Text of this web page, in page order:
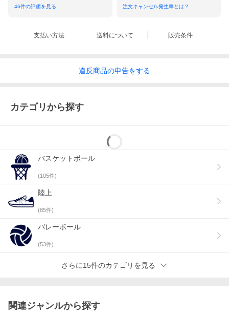
いう言葉をつけて強調しています。
心を落とした低い姿勢」。つまり身体のバランスを安定させる
ことです。不安定な姿勢で行うプレイは、ミスの原因になりま
しかし、様々な動きを伴うバスケでバランスを保ち続けること
は簡単なことではありません。張監督は、そのために「足（ス
伝える指導の一部をご覧ください。
1098-1 パッシングオフェンス＋ブレイク
す。 パスやドリブルの一つひとつの強さ、スピードにこだわる
と共に、速い判断を求められる状況をつくることで、試合で活
46件の評価を見る 注文キャンセル発生率とは？
支払い方法 送料について 販売条件
違反商品の申告をする
カテゴリから探す
バスケットボール
(105件)
陸上
(85件)
バレーボール
(53件)
さらに15件のカテゴリを見る
関連ジャンルから探す